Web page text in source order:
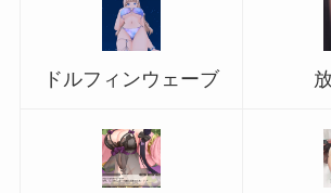
ドルフィンウェーブ